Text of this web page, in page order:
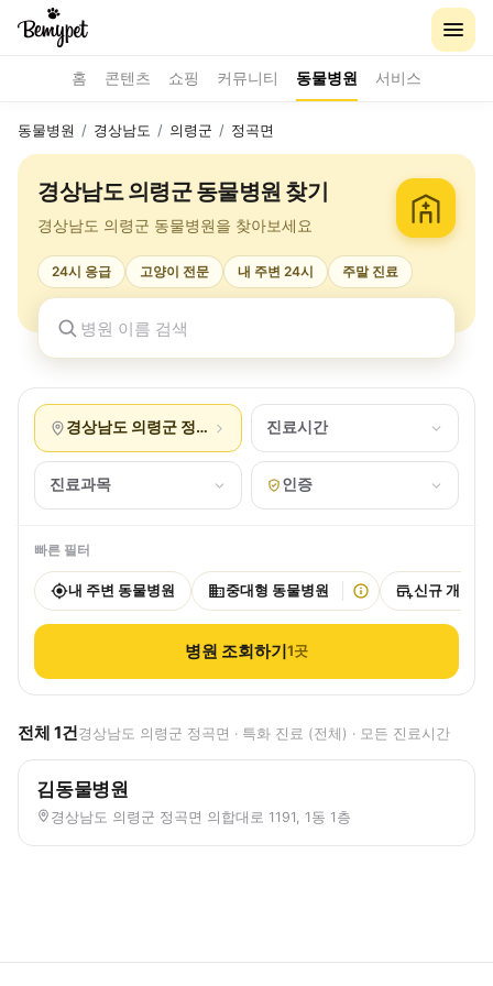
홈 콘텐츠 쇼핑 커뮤니티 동물병원 서비스
동물병원 / 경상남도 / 의령군 / 정곡면
경상남도 의령군 동물병원 찾기
경상남도 의령군 동물병원을 찾아보세요
24시 응급 고양이 전문 내 주변 24시 주말 진료
경상남도 의령군 정곡면 진료시간
진료과목 인증
빠른 필터
내 주변 동물병원 중대형 동물병원 신규 개원
병원 조회하기1곳
전체 1건경상남도 의령군 정곡면 · 특화 진료 (전체) · 모든 진료시간
김동물병원
경상남도 의령군 정곡면 의합대로 1191, 1동 1층